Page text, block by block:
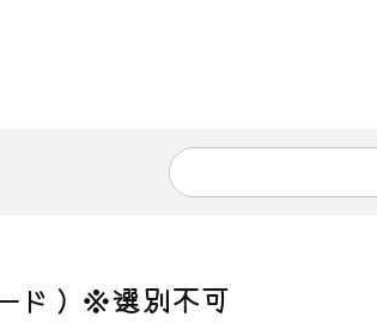
ド）※選別不可